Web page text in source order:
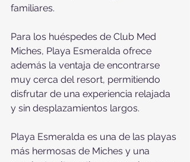
familiares.
Para los huéspedes de Club Med
Miches, Playa Esmeralda ofrece
además la ventaja de encontrarse
muy cerca del resort, permitiendo
disfrutar de una experiencia relajada
y sin desplazamientos largos.
Playa Esmeralda es una de las playas
más hermosas de Miches y una